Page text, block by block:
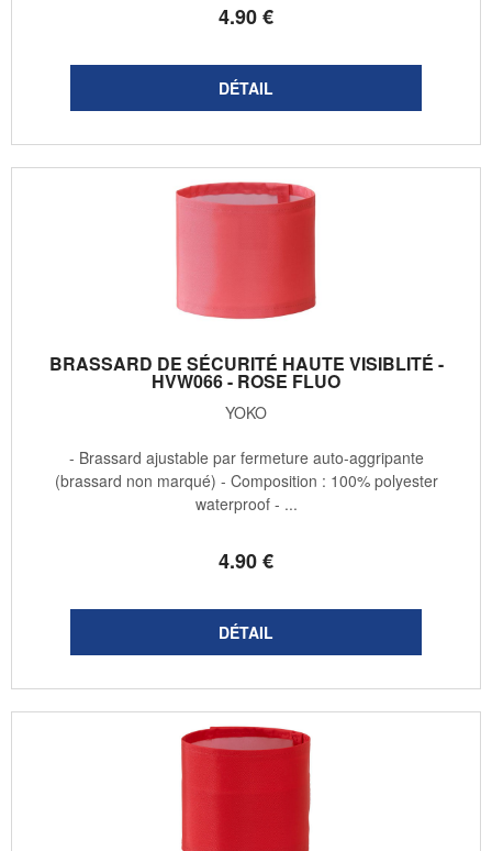
4.90€
BRASSARD DE SÉCURITÉ HAUTE VISIBLITÉ -
HVW066 - ROSE FLUO
YOKO
4.90€
- Brassard ajustable par fermeture auto-aggripante
(brassard non marqué) - Composition : 100% polyester
waterproof - ...